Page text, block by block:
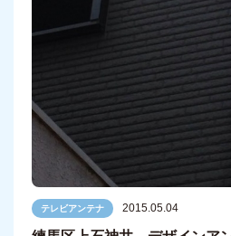
テレビアンテナ 2015.05.04